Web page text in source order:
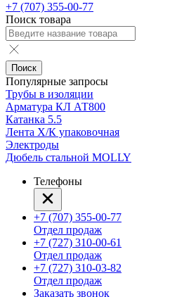
+7 (707) 355-00-77
Поиск товара
Поиск
Популярные запросы
Трубы в изоляции
Арматура КЛ АТ800
Катанка 5.5
Лента Х/К упаковочная
Электроды
Дюбель стальной MOLLY
Телефоны
+7 (707) 355-00-77
Отдел продаж
+7 (727) 310-00-61
Отдел продаж
+7 (727) 310-03-82
Отдел продаж
Заказать звонок